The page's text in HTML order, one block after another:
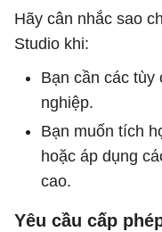
Hãy cân nhắc sao
Studio khi:
Bạn cần các tùy
nghiệp.
Bạn muốn tích
hoặc áp dụng
cao.
Yêu cầu cấp